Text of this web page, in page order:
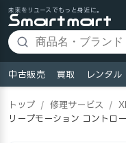
未来をリユースでもっと身近に。
中古販売 買取 レンタル
トップ / 修理サービス /
リープモーション コントロ